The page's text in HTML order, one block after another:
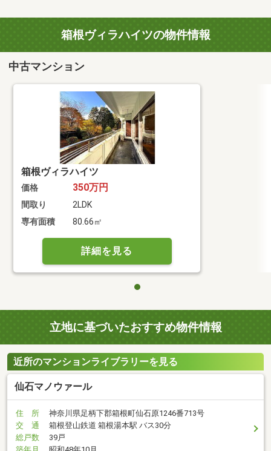
箱根ヴィラハイツの物件情報
中古マンション
箱根ヴィラハイツ
価格 350万円
間取り
2LDK
専有面積
80.66㎡
詳細を見る
立地に基づいたおすすめ物件情報
近所のマンションライブラリーを見る
仙石マノウァール
住 所
神奈川県足柄下郡箱根町仙石原1246番713号
交 通
箱根登山鉄道 箱根湯本駅 バス30分
総戸数
39戸